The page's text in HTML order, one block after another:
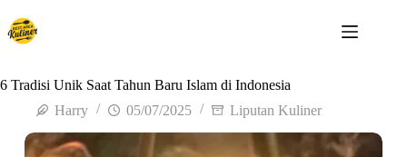
6 Tradisi Unik Saat Tahun Baru Islam di Indonesia
Harry
05/07/2025 Liputan Kuliner